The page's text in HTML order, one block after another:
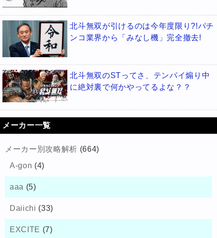
北斗無双が引けるのは今年度限り?!パチ
ンコ業界から「みなし機」完全撤去!
北斗無双のSTってさ、テンパイ煽り中
に絶対裏で何かやってるよな？？
メーカー一覧
メーカー別攻略解析 (664)
A-gon (4)
aaa (5)
Daiichi (33)
EXCITE (7)